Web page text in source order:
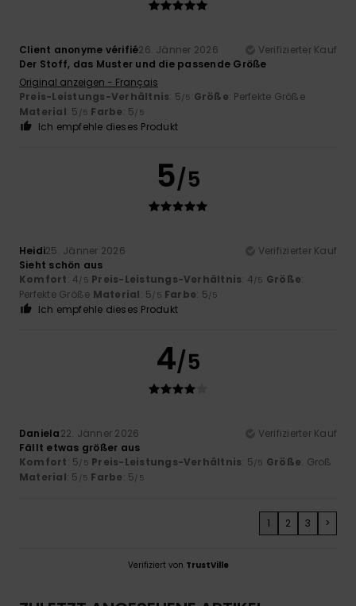
Client anonyme vérifié26. Jänner 2026
Verifizierter Kauf
Der Stoff, das Muster und die passende Größe
Original anzeigen - Français
Preis-Leistungs-Verhältnis: 5/5 Größe: Perfekte Größe
Material: 5 /5 Farbe: 5/5
Ich empfehle dieses Produkt
5/5
Heidi25. Jänner 2026
Verifizierter Kauf
Sieht schön aus
Komfort: 4/5 Preis-Leistungs-Verhältnis: 4/5 Größe:
Perfekte Größe Material: 5/5 Farbe: 5/5
Ich empfehle dieses Produkt
4/5
Daniela22. Jänner 2026
Verifizierter Kauf
Fällt etwas größer aus
Komfort: 5/5 Preis-Leistungs-Verhältnis: 5/5 Größe: Groß
Material: 5 /5 Farbe: 5/5
1 2 3 >
Verifiziert von TrustVille